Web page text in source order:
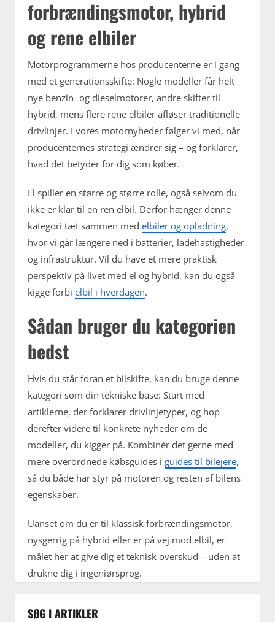
forbrændingsmotor, hybrid
og rene elbiler
Motorprogrammerne hos producenterne er i gang
med et generationsskifte: Nogle modeller får helt
nye benzin- og dieselmotorer, andre skifter til
hybrid, mens flere rene elbiler afløser traditionelle
drivlinjer. I vores motornyheder følger vi med, når
producenternes strategi ændrer sig – og forklarer,
hvad det betyder for dig som køber.
El spiller en større og større rolle, også selvom du
ikke er klar til en ren elbil. Derfor hænger denne
kategori tæt sammen med elbiler og opladning,
hvor vi går længere ned i batterier, ladehastigheder
og infrastruktur. Vil du have et mere praktisk
perspektiv på livet med el og hybrid, kan du også
kigge forbi elbil i hverdagen.
Sådan bruger du kategorien
bedst
Hvis du står foran et bilskifte, kan du bruge denne
kategori som din tekniske base: Start med
artiklerne, der forklarer drivlinjetyper, og hop
derefter videre til konkrete nyheder om de
modeller, du kigger på. Kombinér det gerne med
mere overordnede købsguides i guides til bilejere,
så du både har styr på motoren og resten af bilens
egenskaber.
Uanset om du er til klassisk forbrændingsmotor,
nysgerrig på hybrid eller er på vej mod elbil, er
målet her at give dig et teknisk overskud – uden at
drukne dig i ingeniørsprog.
SØG I ARTIKLER